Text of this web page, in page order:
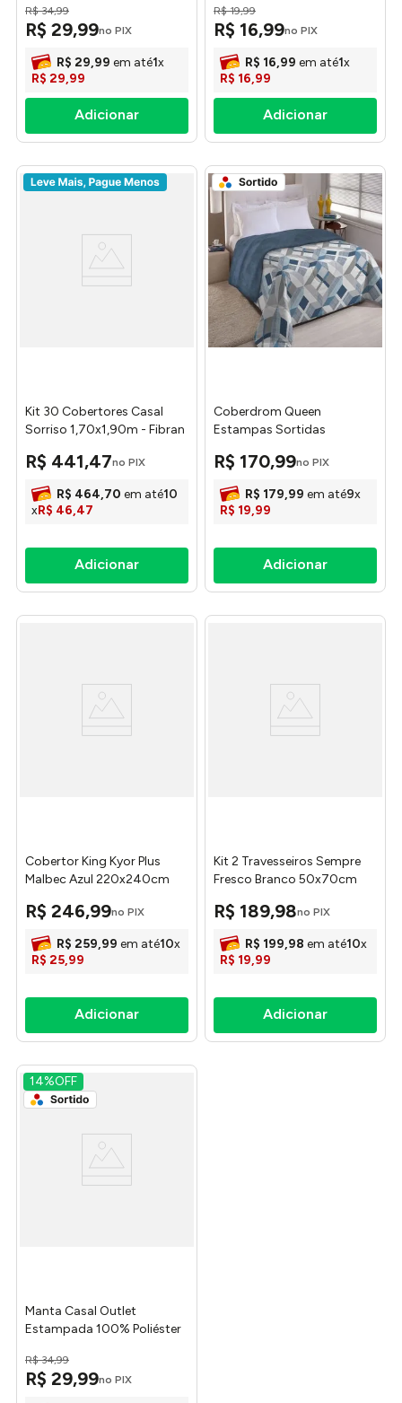
- Camesa
R$ 34,99
R$ 29,99no PIX
R$ 29,99 em até1x
R$ 29,99
R$ 19,99
R$ 16,99no PIX
R$ 16,99 em até1x
R$ 16,99
Kit 30 Cobertores Casal
Sorriso 1,70x1,90m - Fibran
R$ 441,47no PIX
R$ 464,70 em até10
xR$ 46,47
Coberdrom Queen
Estampas Sortidas
Cazza
R$ 170,99no PIX
R$ 179,99 em até9x
R$ 19,99
Cobertor King Kyor Plus
Malbec Azul 220x240cm
R$ 246,99no PIX
R$ 259,99 em até10x
R$ 25,99
Kit 2 Travesseiros Sempre
Fresco Branco 50x70cm
R$ 189,98no PIX
R$ 199,98 em até10x
R$ 19,99
14%OFF
Manta Casal Outlet
Estampada 100% Poliéster
Camesa
R$ 34,99
R$ 29,99no PIX